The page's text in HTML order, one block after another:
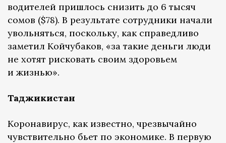
водителей пришлось снизить до 6 тысяч
сомов ($78). В результате сотрудники начали
увольняться, поскольку, как справедливо
заметил Койчубаков, «за такие деньги люди
не хотят рисковать своим здоровьем
и жизнью».
Таджикистан
Коронавирус, как известно, чрезвычайно
чувствительно бьет по экономике. В первую